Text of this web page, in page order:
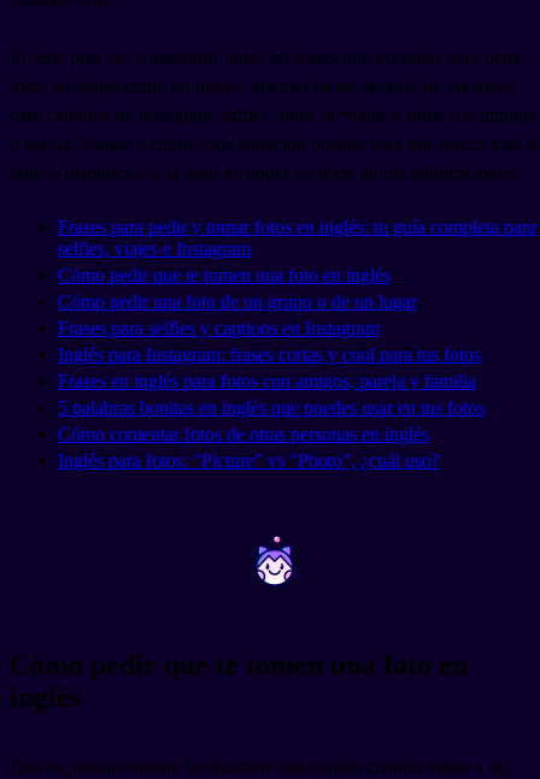
En este post vas a descubrir todas las frases que necesitas para pedir
fotos en inglés como un nativo, además de un montón de opciones
para captions de Instagram, selfies, fotos de viajes y fotos con amigos
o pareja. Vamos a cubrir cada situación posible para que nunca más te
falte la inspiración a la hora de poner un texto en tus publicaciones.
Frases para pedir y tomar fotos en inglés: tu guía completa para
selfies, viajes e Instagram
Cómo pedir que te tomen una foto en inglés
Cómo pedir una foto de un grupo o de un lugar
Frases para selfies y captions en Instagram
Inglés para Instagram: frases cortas y cool para tus fotos
Frases en inglés para fotos con amigos, pareja y familia
5 palabras bonitas en inglés que puedes usar en tus fotos
Cómo comentar fotos de otras personas en inglés
Inglés para fotos: "Picture" vs "Photo", ¿cuál uso?
~ ~
Cómo pedir que te tomen una foto en
inglés
Esta es probablemente la situación más común cuando viajas a un